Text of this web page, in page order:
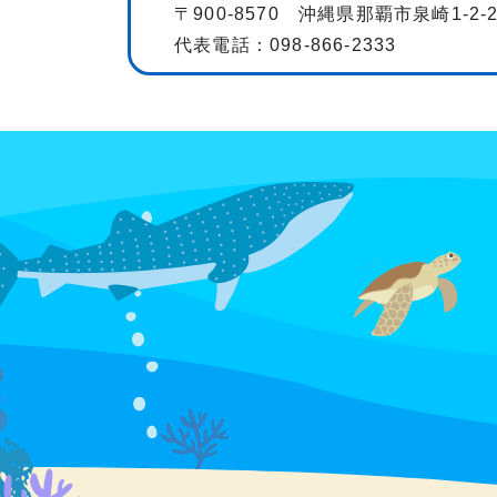
〒900-8570 沖縄県那覇市泉崎1-2-
代表電話：098-866-2333